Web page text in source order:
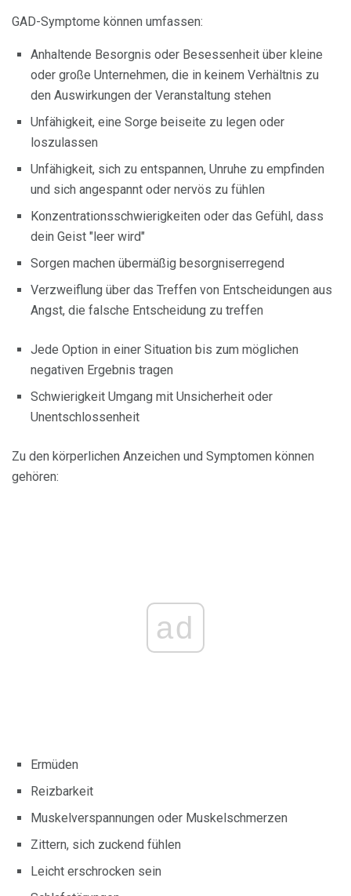
GAD-Symptome können umfassen:
Anhaltende Besorgnis oder Besessenheit über kleine
oder große Unternehmen, die in keinem Verhältnis zu
den Auswirkungen der Veranstaltung stehen
Unfähigkeit, eine Sorge beiseite zu legen oder
loszulassen
Unfähigkeit, sich zu entspannen, Unruhe zu empfinden
und sich angespannt oder nervös zu fühlen
Konzentrationsschwierigkeiten oder das Gefühl, dass
dein Geist "leer wird"
Sorgen machen übermäßig besorgniserregend
Verzweiflung über das Treffen von Entscheidungen aus
Angst, die falsche Entscheidung zu treffen
Jede Option in einer Situation bis zum möglichen
negativen Ergebnis tragen
Schwierigkeit Umgang mit Unsicherheit oder
Unentschlossenheit
Zu den körperlichen Anzeichen und Symptomen können
gehören:
ad
Ermüden
Reizbarkeit
Muskelverspannungen oder Muskelschmerzen
Zittern, sich zuckend fühlen
Leicht erschrocken sein